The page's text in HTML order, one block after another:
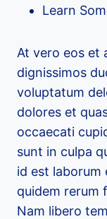
Learn
At vero eos et
dignissimos
voluptatum
dolores et
occaecati
sunt in culpa
id est laborum
quidem rerum
Nam libero